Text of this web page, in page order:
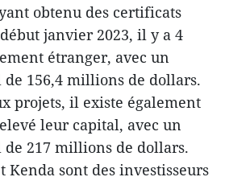
obtenu des certificats
janvier 2023, il y a 4
étranger, avec un
156,4 millions de dollars.
projets, il existe également
leur capital, avec un
217 millions de dollars.
Kenda sont des investisseurs